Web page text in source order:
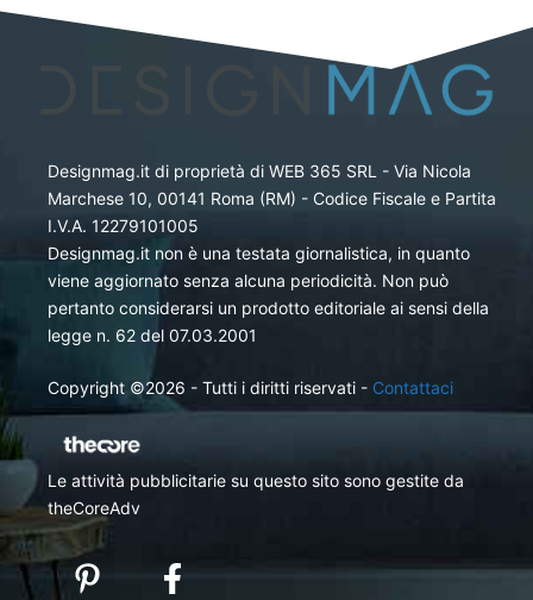
Designmag.it di proprietà di WEB 365 SRL - Via Nicola
Marchese 10, 00141 Roma (RM) - Codice Fiscale e Partita
I.V.A. 12279101005
Designmag.it non è una testata giornalistica, in quanto
viene aggiornato senza alcuna periodicità. Non può
pertanto considerarsi un prodotto editoriale ai sensi della
legge n. 62 del 07.03.2001
Copyright ©2026 - Tutti i diritti riservati - Contattaci
Le attività pubblicitarie su questo sito sono gestite da
theCoreAdv